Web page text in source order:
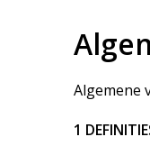
Algemene
1